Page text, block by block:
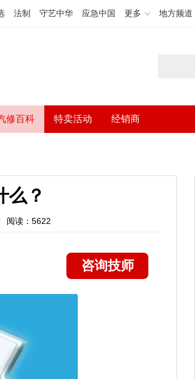
法制 守艺中华 应急中国 更多 地方频道
修百科 特卖活动 经销商
么？
阅读：5622
咨询技师